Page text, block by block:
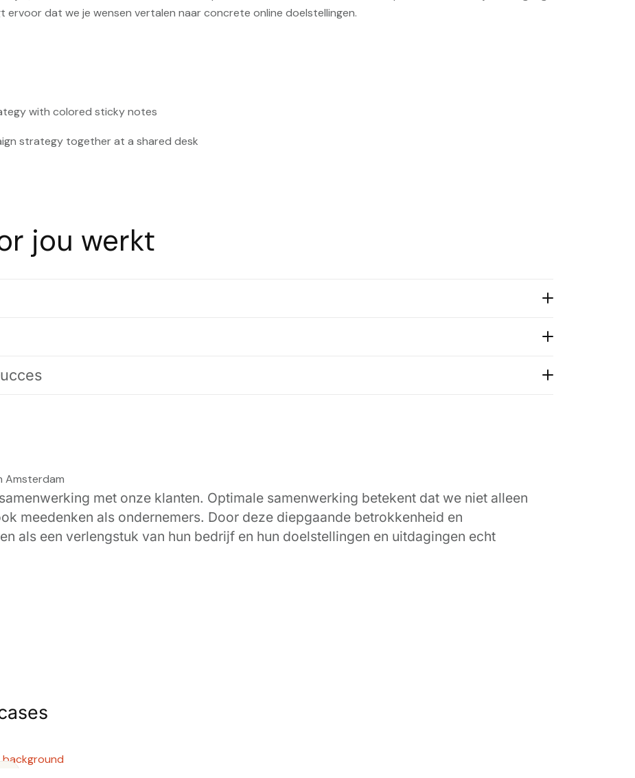
dat we je wensen vertalen naar concrete online doelstellingen.
jou werkt
met onze klanten. Optimale samenwerking betekent dat we niet alleen
meedenken als ondernemers. Door deze diepgaande betrokkenheid en
als een verlengstuk van hun bedrijf en hun doelstellingen en uitdagingen echt